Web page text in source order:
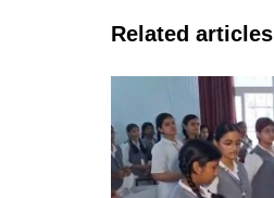
Related articles